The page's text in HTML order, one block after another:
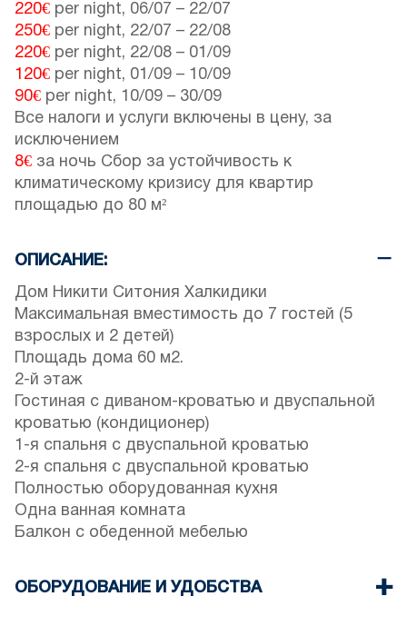
220€ per night, 06/07 – 22/07
250€ per night, 22/07 – 22/08
220€ per night, 22/08 – 01/09
120€ per night, 01/09 – 10/09
90€ per night, 10/09 – 30/09
Все налоги и услуги включены в цену, за
исключением
8€ за ночь Сбор за устойчивость к
климатическому кризису для квартир
площадью до 80 м²
ОПИСАНИЕ:
Дом Никити Ситония Халкидики
Максимальная вместимость до 7 гостей (5
взрослых и 2 детей)
Площадь дома 60 м2.
2-й этаж
Гостиная с диваном-кроватью и двуспальной
кроватью (кондиционер)
1-я спальня с двуспальной кроватью
2-я спальня с двуспальной кроватью
Полностью оборудованная кухня
Одна ванная комната
Балкон с обеденной мебелью
ОБОРУДОВАНИЕ И УДОБСТВА